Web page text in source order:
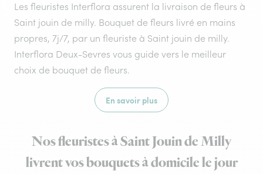
Les fleuristes Interflora assurent la livraison de fleurs à
Saint jouin de milly. Bouquet de fleurs livré en mains
propres, 7j/7, par un fleuriste à Saint jouin de milly.
Interflora Deux-Sevres vous guide vers le meilleur
choix de bouquet de fleurs.
En savoir plus
Nos fleuristes à Saint Jouin de Milly
livrent vos bouquets à domicile le jour